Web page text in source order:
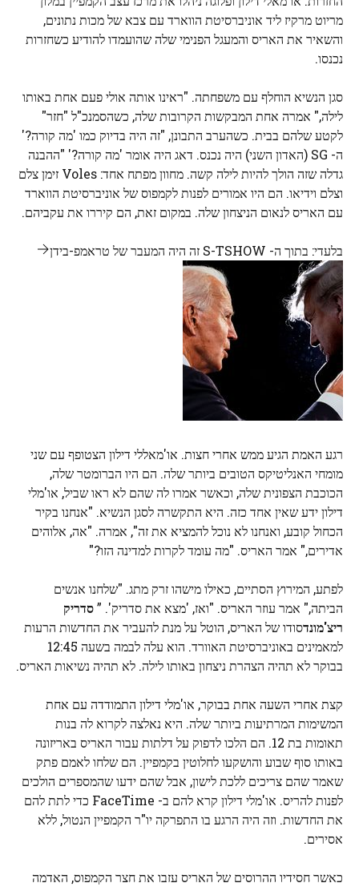
מריוט מרקיז ליד אוניברסיטת הווארד עם צבא של מכות נתונים,
והשאיר את האריס והמעגל הפנימי שלה שהועמדו להודיע ​​כשחזרות
נכנסו.
סגן הנשיא הוחלף עם משפחתה. "ראינו אותה אולי פעם אחת באותו
לילה," אמרה אחת המבקשות הקרובות שלה, כשהסמנכ"ל "חזר"
לקטע שלהם בבית. כשהערב התבונן, "זה היה בדיוק כמו 'מה קורה?'
ה- SG (האדון השני) היה נכנס. דאג היה אומר 'מה קורה?' "ההבנה
גדלה שזה הולך להיות לילה קשה. מחוון מפתח אחד: Voles זימן צלם
וצלם וידיאו. הם היו אמורים לפנות לקמפוס של אוניברסיטת הווארד
עם האריס לנאום הניצחון שלה. במקום זאת, הם קיררו את עקביהם.
בלעדי: בתוך ה- S-TSHOW זה היה המעבר של טראמפ-בידן
רגע האמת הגיע ממש אחרי חצות. או'מאללי דילון הצטופף עם שני
מומחי האנליטיקס הטובים ביותר שלה. הם היו הברומטר שלה,
הכוכבת הצפונית שלה, וכאשר אמרו לה שהם לא ראו שביל, או'מלי
דילון ידע שאין אחד כזה. היא התקשרה לסגן הנשיא. "אנחנו בקיר
הכחול קובע, ואנחנו לא נוכל להמציא את זה", אמרה. "אה, אלוהים
אדירים," אמר האריס. "מה עומד לקרות למדינה הזו?"
לפתע, המירוץ הסתיים, כאילו מישהו זרק מתג. "שלחנו אנשים
הביתה," אמר עוזר האריס. "ואז, 'מצא את סדריק'. ”סדריק
ריצ'מונדסודו של האריס, הוטל על מנת להעביר את החדשות הרעות
למאמינים באוניברסיטת האוורד. הוא עלה לבמה בשעה 12:45
בבוקר לא תהיה הצהרת ניצחון באותו לילה. לא תהיה נשיאות האריס.
קצת אחרי השעה אחת בבוקר, או'מלי דילון התמודדה עם אחת
המשימות המרתיעות ביותר שלה. היא נאלצה לקרוא לה בנות
תאומות בת 12. הם הלכו לדפוק על דלתות עבור האריס באריזונה
באותו סוף שבוע והושקעו לחלוטין בקמפיין. הם שלחו לאמם פתק
שאמר שהם צריכים ללכת לישון, אבל שהם ידעו שהמספרים הולכים
לפנות להריס. או'מלי דילון קרא להם ב- FaceTime כדי לתת להם
את החדשות. וזה היה הרגע בו התפרקה יו"ר הקמפיין הנטול, ללא
אסירים.
כאשר חסידיו ההרוסים של האריס עזבו את חצר הקמפוס, האדמה